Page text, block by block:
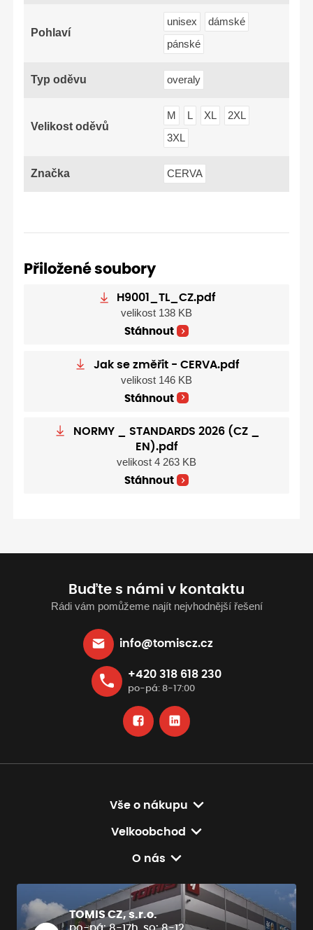
Pohlaví
unisex
dámské
pánské
Typ oděvu overaly
Velikost oděvů
M L XL
2XL
3XL
Značka CERVA
Přiložené soubory
H9001_TL_CZ.pdf
velikost 138 KB
Stáhnout
Jak se změřit - CERVA.pdf
velikost 146 KB
Stáhnout
NORMY _ STANDARDS 2026 (CZ _
EN).pdf
velikost 4 263 KB
Stáhnout
Buďte s námi v kontaktu
Rádi vám pomůžeme najít nejvhodnější řešení
info@tomiscz.cz
+420 318 618 230
po-pá: 8-17:00
Vše o nákupu
Velkoobchod
O nás
TOMIS CZ, s.r.o.